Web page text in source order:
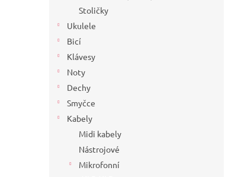
Stoličky
Ukulele
Bicí
Klávesy
Noty
Dechy
Smyčce
Kabely
Midi kabely
Nástrojové
Mikrofonní